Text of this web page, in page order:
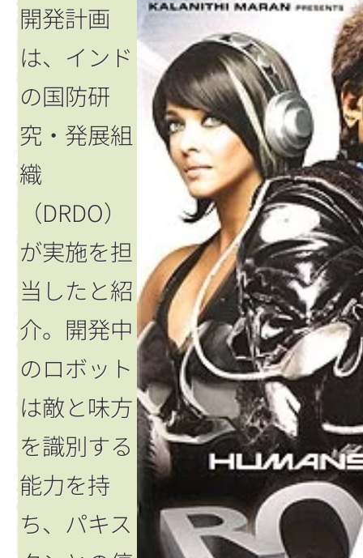
開発計画
は、インド
の国防研
究・発展組
織
（DRDO）
が実施を担
当したと紹
介。開発中
のロボット
は敵と味方
を識別する
能力を持
ち、パキス